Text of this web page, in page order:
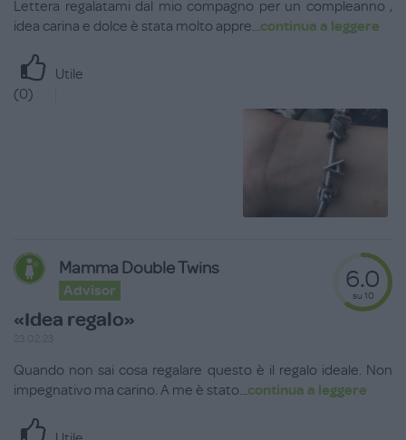
Lettera regalatami dal mio compagno per un compleanno ,
idea carina e dolce è stata molto appre...continua a leggere
Utile
(0)
Mamma Double Twins
Advisor
«Idea regalo»
6.0
su 10
Quando non sai cosa regalare questo è il regalo ideale. Non
impegnativo ma carino. A me è stato...continua a leggere